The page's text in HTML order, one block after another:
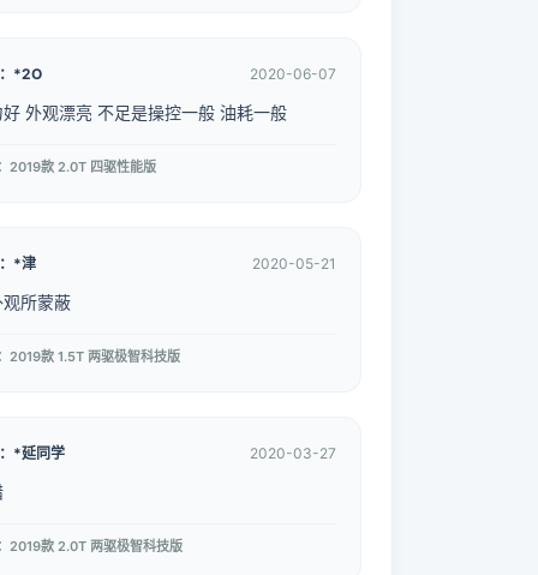
*2O 2020-06-07
好 外观漂亮 不足是操控一般 油耗一般
2019款 2.0T 四驱性能版
*津 2020-05-21
观所蒙蔽
2019款 1.5T 两驱极智科技版
*延同学 2020-03-27
2019款 2.0T 两驱极智科技版